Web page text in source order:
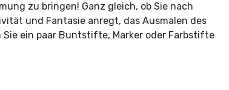
zu bringen! Ganz gleich, ob Sie nach
und Fantasie anregt, das Ausmalen des
ein paar Buntstifte, Marker oder Farbstifte